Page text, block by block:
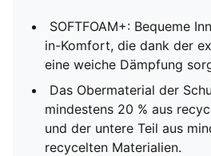
SOFTFOAM+: Bequeme
in-Komfort, die dank der
eine weiche Dämpfung
Das Obermaterial der
mindestens 20 % aus
und der untere Teil aus
recycelten Materialien.